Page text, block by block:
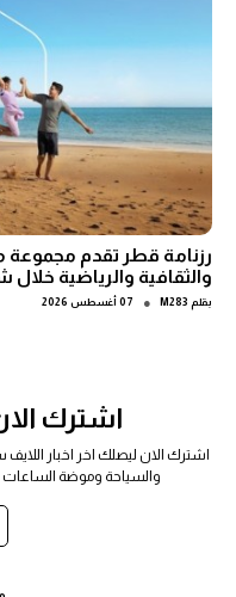
رزنامة قطر تقدم مجموعة
والثقافية والرياضية
بقلم M283
● 07 أغسطس 2026
اشترك الان في
اشترك الان ليصلك اخر اخبار
والسياحة وموضة الساعات